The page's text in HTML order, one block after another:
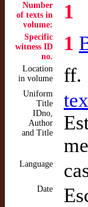
Number
of texts in
volume:
1
Specific
witness ID
no.
1
Location
in volume
ff.
Uniform
Title
IDno,
Author
and Title
Language
Date